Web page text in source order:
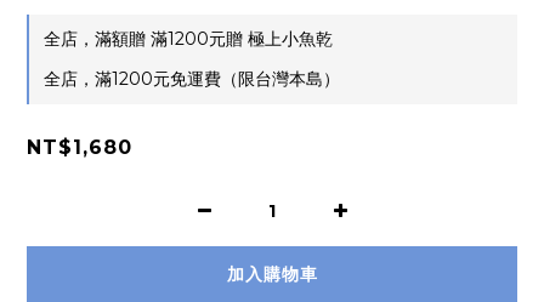
全店，滿額贈 滿1200元贈 極上小魚乾
全店，滿1200元免運費（限台灣本島）
NT$1,680
加入購物車